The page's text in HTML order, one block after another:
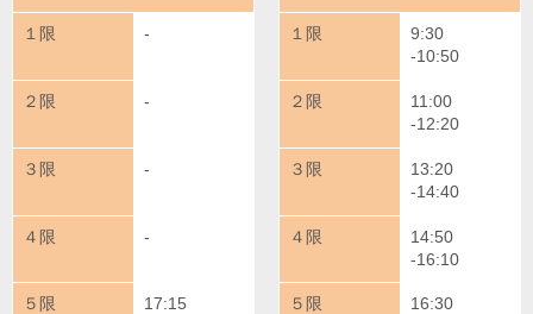
１限 -
２限 -
３限 -
４限 -
５限
17:15
１限
9:30
-10:50
２限
11:00
-12:20
３限
13:20
-14:40
４限
14:50
-16:10
５限
16:30